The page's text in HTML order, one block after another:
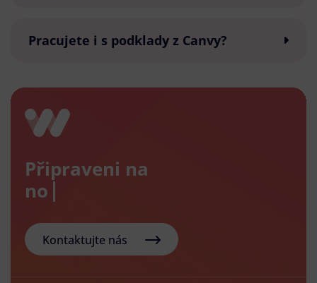
Pracujete i s podklady z Canvy?
Připraveni na
nový e-
Kontaktujte nás